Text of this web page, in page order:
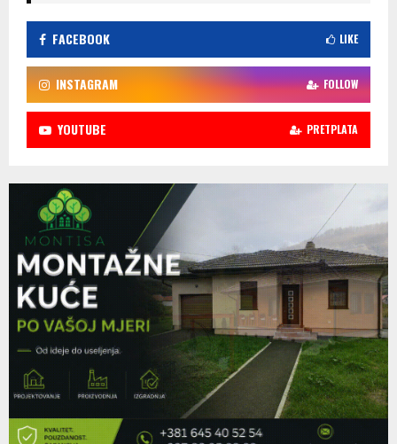
FACEBOOK LIKE
INSTAGRAM FOLLOW
YOUTUBE PRETPLATA